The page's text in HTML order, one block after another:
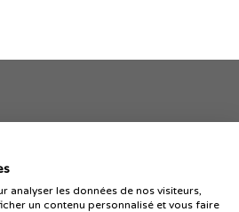
mon offre
analyser les données de nos visiteurs,
un contenu personnalisé et vous faire